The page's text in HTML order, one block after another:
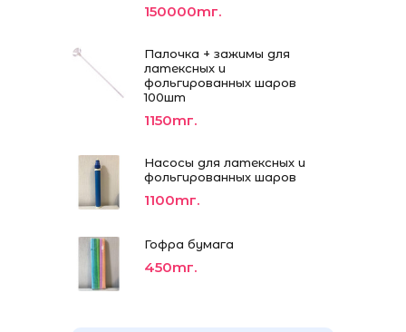
150000тг.
Палочка + зажимы для
латексных и
фольгированных шаров
100шт
1150тг.
Насосы для латексных и
фольгированных шаров
1100тг.
Гофра бумага
450тг.